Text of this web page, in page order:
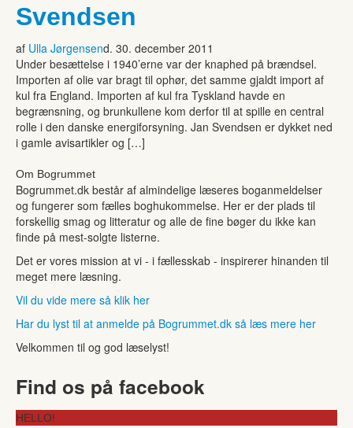
Svendsen
af Ulla Jørgensend. 30. december 2011
Under besættelse i 1940’erne var der knaphed på brændsel.
Importen af olie var bragt til ophør, det samme gjaldt import af
kul fra England. Importen af kul fra Tyskland havde en
begrænsning, og brunkullene kom derfor til at spille en central
rolle i den danske energiforsyning. Jan Svendsen er dykket ned
i gamle avisartikler og […]
Om Bogrummet
Bogrummet.dk består af almindelige læseres boganmeldelser
og fungerer som fælles boghukommelse. Her er der plads til
forskellig smag og litteratur og alle de fine bøger du ikke kan
finde på mest-solgte listerne.
Det er vores mission at vi - i fællesskab - inspirerer hinanden til
meget mere læsning.
Vil du vide mere så klik her
Har du lyst til at anmelde på Bogrummet.dk så læs mere her
Velkommen til og god læselyst!
Find os på facebook
HELLO!